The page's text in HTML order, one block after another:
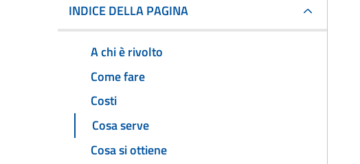
INDICE DELLA PAGINA
A chi è rivolto
Come fare
Costi
Cosa serve
Cosa si ottiene